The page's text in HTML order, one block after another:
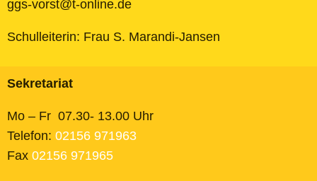
ggs-vorst@t-online.de
Schulleiterin: Frau S. Marandi-Jansen
Sekretariat
Mo – Fr 07.30- 13.00 Uhr
Telefon: 02156 971963
Fax 02156 971965